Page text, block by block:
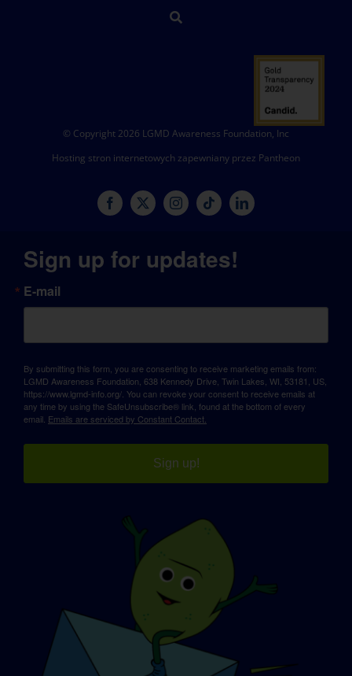
© Copyright 2026 LGMD Awareness Foundation, Inc
Hosting stron internetowych zapewniany przez Pantheon
Sign up for updates!
E-mail
By submitting this form, you are consenting to receive marketing emails from:
LGMD Awareness Foundation, 638 Kennedy Drive, Twin Lakes, WI, 53181, US,
https://www.lgmd-info.org/. You can revoke your consent to receive emails at
any time by using the SafeUnsubscribe® link, found at the bottom of every
email. Emails are serviced by Constant Contact.
Sign up!